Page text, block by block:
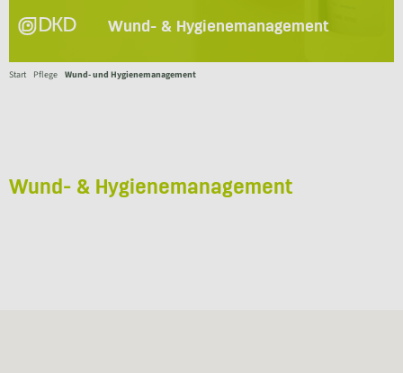
Wund- & Hygienemanagement
Start Pflege Wund- und Hygienemanagement
Wund- & Hygienemanagement